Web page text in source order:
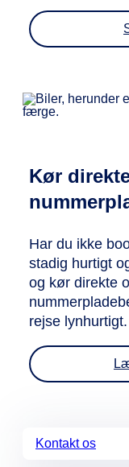
Kør
Har du ikke
stadig hurtigt
og kør direkte
rejse lynhurtigt.
Kontakt os